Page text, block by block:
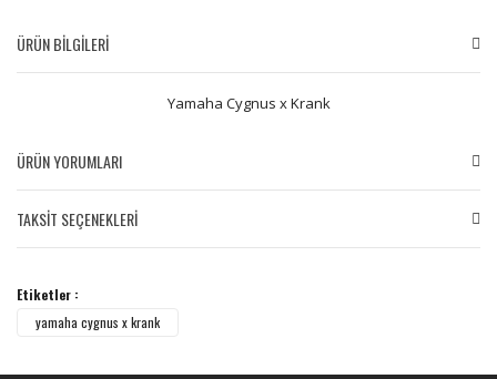
ÜRÜN BİLGİLERİ
Yamaha Cygnus x Krank
ÜRÜN YORUMLARI
TAKSİT SEÇENEKLERİ
Etiketler :
yamaha cygnus x krank